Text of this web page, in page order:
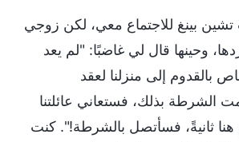
تشين بينغ للاجتماع معي، لكن زوجي
وحينها قال لي غاضبًا: "لم يعد
بالقدوم إلى منزلنا لعقد
الشرطة بذلك، فستعاني عائلتنا
هنا ثانيةً، فسأتصل بالشرطة!". كنت